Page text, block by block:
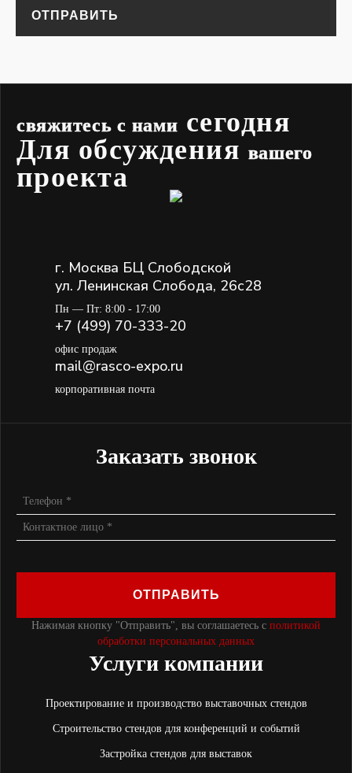
ОТПРАВИТЬ
свяжитесь с нами сегодня
Для обсуждения вашего
проекта
г. Москва БЦ Слободской
ул. Ленинская Слобода, 26с28
Пн — Пт: 8:00 - 17:00
+7 (499) 70-333-20
офис продаж
mail@rasco-expo.ru
корпоративная почта
Услуги компании
Проектирование и производство выставочных стендов
Строительство стендов для конференций и событий
Застройка стендов для выставок
Заказать звонок
ОТПРАВИТЬ
Нажимая кнопку "Отправить", вы соглашаетесь с политикой
обработки персональных данных